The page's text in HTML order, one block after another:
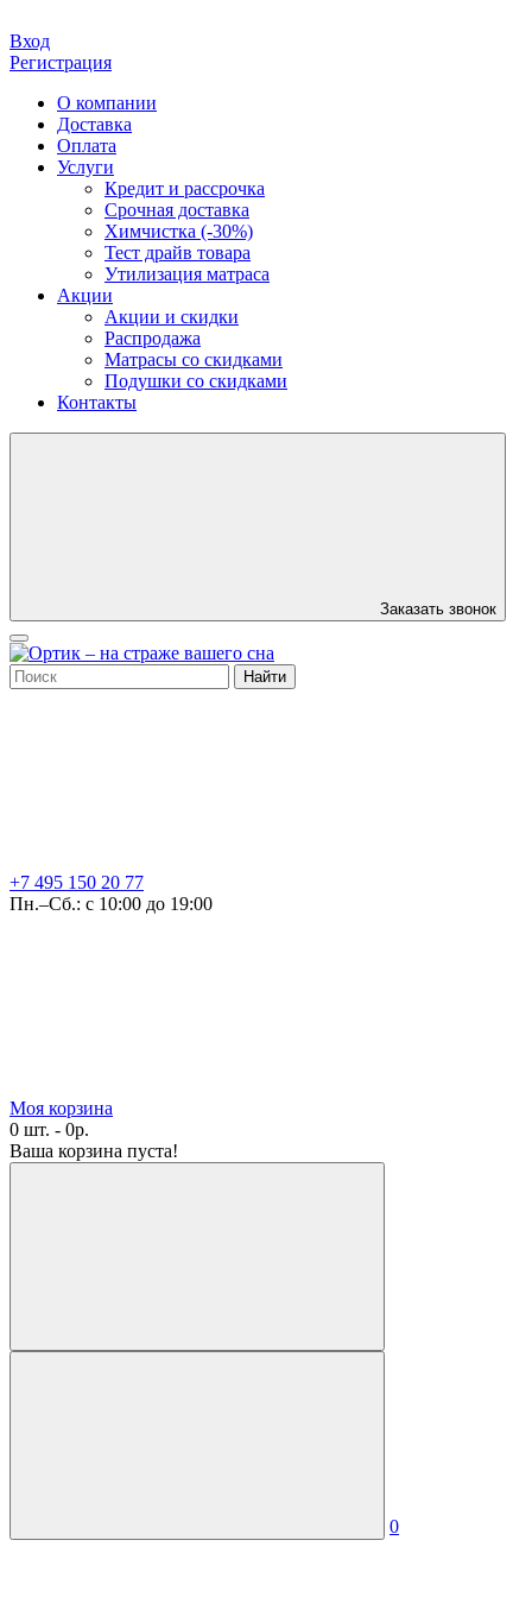
Вход
Регистрация
О компании
Доставка
Оплата
Услуги
Кредит и рассрочка
Срочная доставка
Химчистка (-30%)
Тест драйв товара
Утилизация матраса
Акции
Акции и скидки
Распродажа
Матрасы со скидками
Подушки со скидками
Контакты
Заказать звонок
Найти
+7 495 150 20 77
Пн.–Сб.: с 10:00 до 19:00
Моя корзина
0 шт. - 0р.
Ваша корзина пуста!
0